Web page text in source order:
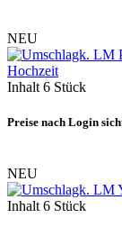
NEU
Hochzeit
Inhalt 6 Stück
Preise nach Login
NEU
Inhalt 6 Stück